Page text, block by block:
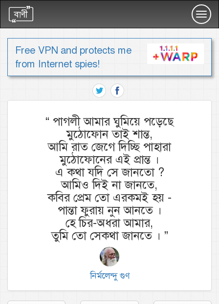
Free VPN and protects me
from Internet spies!
“ পাগলী আমার ঘুমিয়ে পড়েছে
মুঠোফোন তাই শান্ত,
আমি রাত জেগে দিচ্ছি পাহারা
মুঠোফোনের এই প্রান্ত ।
এ কথা যদি সে জানতো ?
আমিও দিই না জানতে,
কবির প্রেম তো এরকমই হয় -
পান্তা ফুরায় নুন আনতে ।
হে চির-অধরা আমার,
তুমি তো সেকথা জানতে । ”
নির্মলেন্দু গুণ